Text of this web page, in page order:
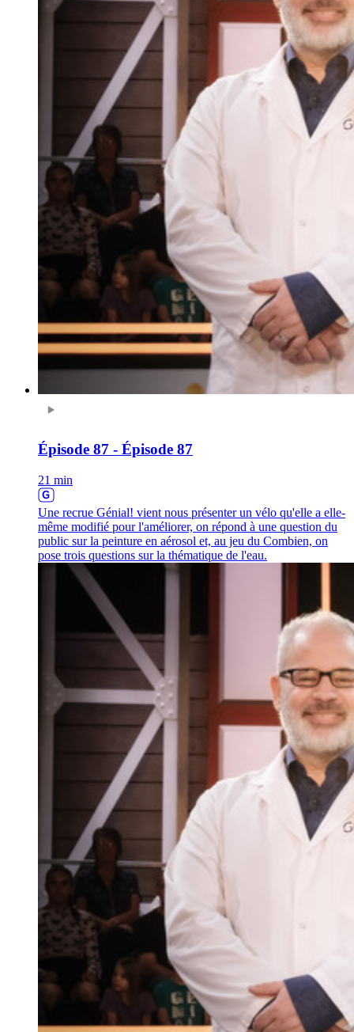
Épisode 87 - Épisode 87
21 min
Une recrue Génial! vient nous présenter un vélo qu'elle a elle-
même modifié pour l'améliorer, on répond à une question du
public sur la peinture en aérosol et, au jeu du Combien, on
pose trois questions sur la thématique de l'eau.